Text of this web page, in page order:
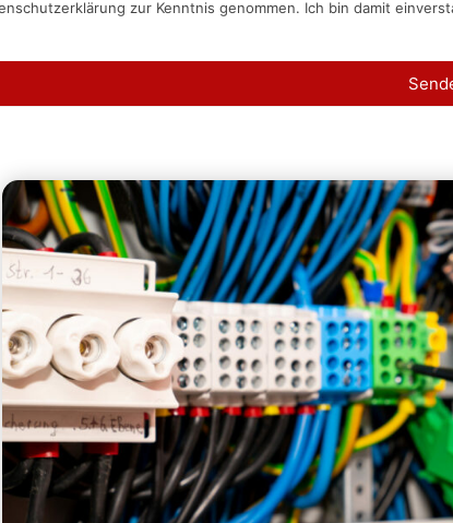
zur Kenntnis genommen. Ich bin damit